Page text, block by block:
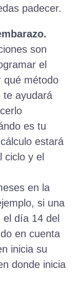
padecer.
son
el
qué método
te ayudará
es tu
estará
ciclo y el
en la
si una
día 14 del
en cuenta
inicia su
donde inicia